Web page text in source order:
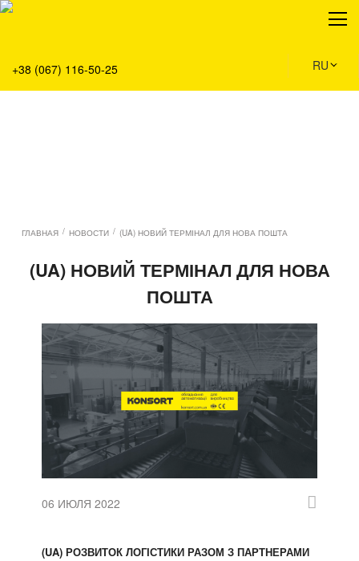
+38 (067) 116-50-25 RU
О нас
Сервис
Решения
ГЛАВНАЯ / НОВОСТИ / (UA) НОВИЙ ТЕРМІНАЛ ДЛЯ НОВА ПОШТА
(UA) НОВИЙ ТЕРМІНАЛ ДЛЯ НОВА
ПОШТА
06 ИЮЛЯ 2022
(UA) РОЗВИТОК ЛОГІСТИКИ РАЗОМ З ПАРТНЕРАМИ